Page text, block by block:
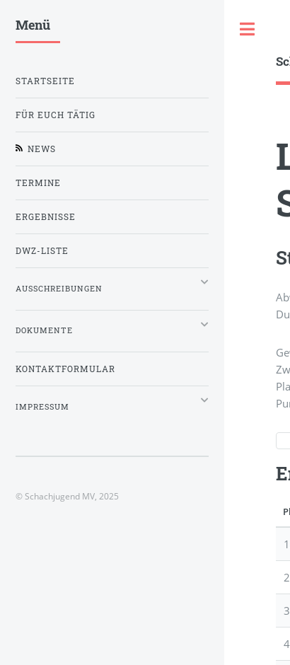
Menü
STARTSEITE
FÜR EUCH TÄTIG
NEWS
TERMINE
ERGEBNISSE
DWZ-LISTE
AUSSCHREIBUNGEN
DOKUMENTE
KONTAKTFORMULAR
IMPRESSUM
© Schachjugend MV, 2025